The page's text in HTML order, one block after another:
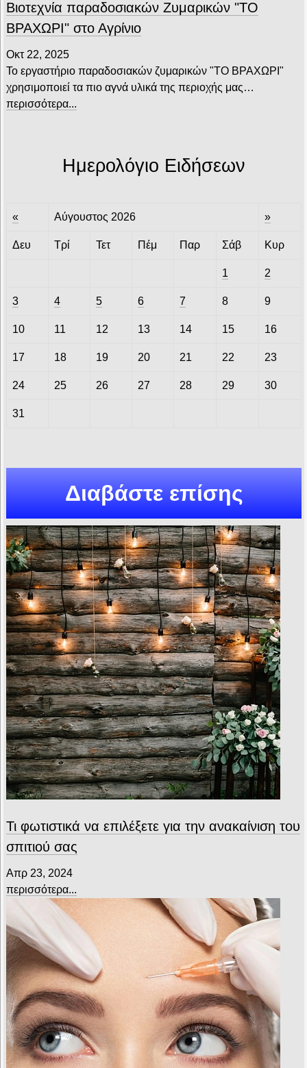
Βιοτεχνία παραδοσιακών Ζυμαρικών "ΤΟ
ΒΡΑΧΩΡΙ" στο Αγρίνιο
Οκτ 22, 2025
Το εργαστήριο παραδοσιακών ζυμαρικών "ΤΟ ΒΡΑΧΩΡΙ"
χρησιμοποιεί τα πιο αγνά υλικά της περιοχής μας…
περισσότερα...
Ημερολόγιο Ειδήσεων
« Αύγουστος 2026 »
Δευ Τρί Τετ Πέμ Παρ Σάβ Κυρ
1 2
3 4 5 6 7 8 9
10 11 12 13 14 15 16
17 18 19 20 21 22 23
24 25 26 27 28 29 30
31
Διαβάστε επίσης
Τι φωτιστικά να επιλέξετε για την ανακαίνιση του
σπιτιού σας
Απρ 23, 2024
περισσότερα...